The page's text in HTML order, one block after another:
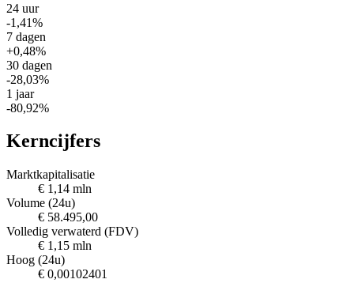
24 uur
-1,41%
7 dagen
+0,48%
30 dagen
-28,03%
1 jaar
-80,92%
Kerncijfers
Marktkapitalisatie
€ 1,14 mln
Volume (24u)
€ 58.495,00
Volledig verwaterd (FDV)
€ 1,15 mln
Hoog (24u)
€ 0,00102401